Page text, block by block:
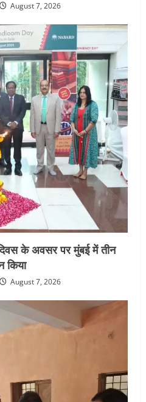
August 7, 2026
दिवस के अवसर पर मुंबई में तीन
किया
August 7, 2026